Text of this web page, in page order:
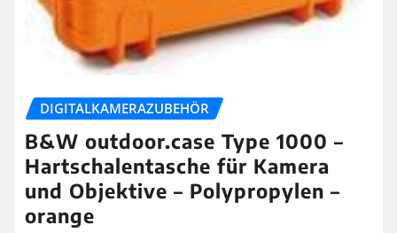
DIGITALKAMERAZUBEHÖR
B&W outdoor.case Type 1000 –
Hartschalentasche für Kamera
und Objektive – Polypropylen –
orange